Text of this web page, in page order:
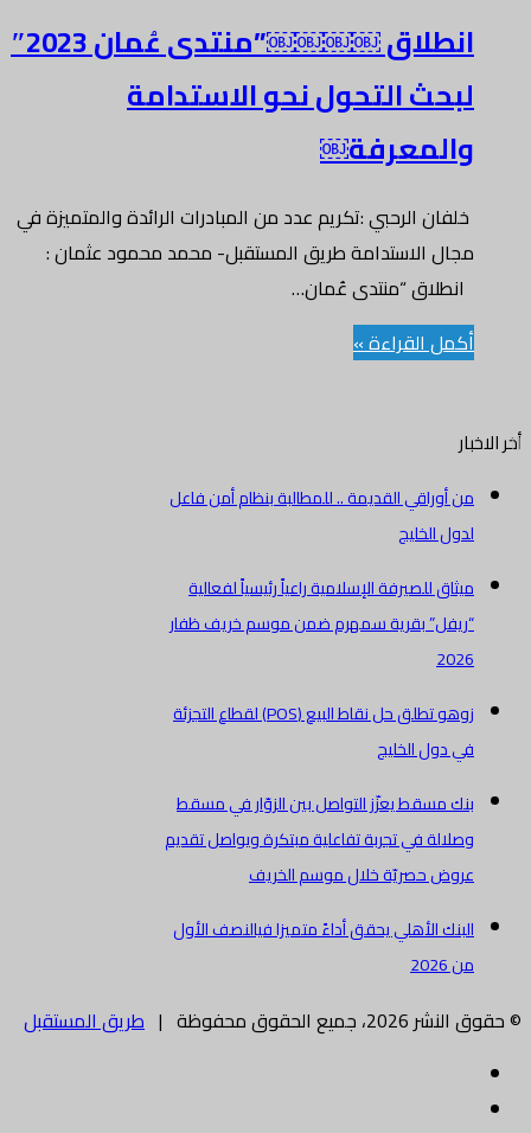
انطلاق ￼￼￼￼”منتدى عُمان 2023″
لبحث التحول نحو الاستدامة
والمعرفة￼
خلفان الرحبي :تكريم عدد من المبادرات الرائدة والمتميزة في
مجال الاستدامة طريق المستقبل- محمد محمود عثمان :
انطلاق “منتدى عُمان…
أكمل القراءة »
أخر الاخبار
من أوراقي القديمة .. للمطالبة بنظام أمن فاعل
لدول الخليج
ميثاق للصيرفة الإسلامية راعياً رئيسياً لفعالية
“ريفل” بقرية سمهرم ضمن موسم خريف ظفار
2026
زوهو تطلق حل نقاط البيع (POS) لقطاع التجزئة
في دول الخليج
بنك مسقط يعزّز التواصل بين الزوّار في مسقط
وصلالة في تجربة تفاعلية مبتكرة ويواصل تقديم
عروض حصريّة خلال موسم الخريف
البنك الأهلي يحقق أداءً متميزا فيالنصف الأول
من 2026
© حقوق النشر 2026، جميع الحقوق محفوظة |
طريق المستقبل